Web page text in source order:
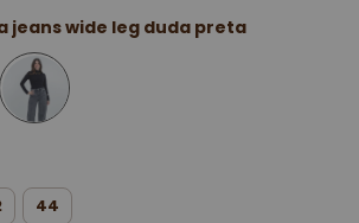
jeans wide leg duda preta
44